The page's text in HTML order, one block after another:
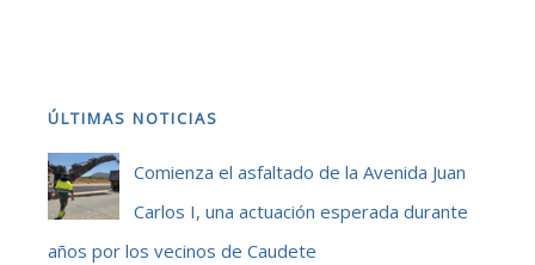
ÚLTIMAS NOTICIAS
Comienza el asfaltado de la Avenida Juan
Carlos I, una actuación esperada durante
años por los vecinos de Caudete